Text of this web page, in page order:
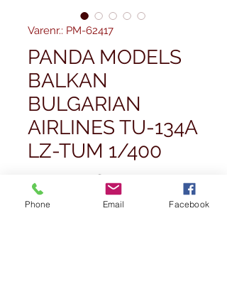
Varenr.: PM-62417
PANDA MODELS
BALKAN
BULGARIAN
AIRLINES TU-134A
LZ-TUM 1/400
41,99 £Pris
Phone Email Facebook